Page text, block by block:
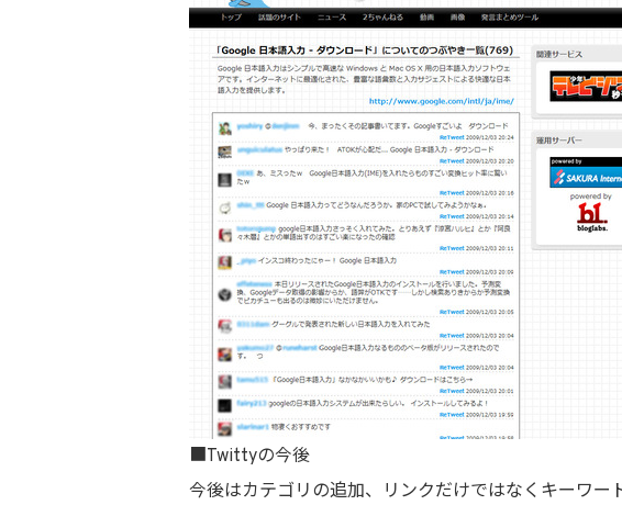
■Twittyの今後
今後はカテゴリの追加、リンクだけではなくキーワー